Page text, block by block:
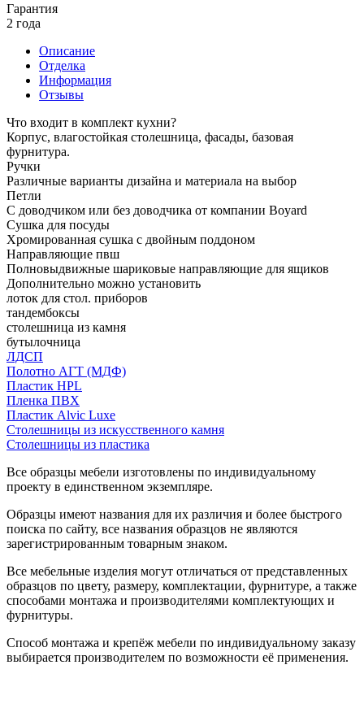
Гарантия
2 года
Описание
Отделка
Информация
Отзывы
Что входит в комплект кухни?
Корпус, влагостойкая столешница, фасады, базовая
фурнитура.
Ручки
Различные варианты дизайна и материала на выбор
Петли
С доводчиком или без доводчика от компании Boyard
Сушка для посуды
Хромированная сушка с двойным поддоном
Направляющие пвш
Полновыдвижные шариковые направляющие для ящиков
Дополнительно можно установить
лоток для стол. приборов
тандембоксы
столешница из камня
бутылочница
ЛДСП
Полотно АГТ (МДФ)
Пластик HPL
Пленка ПВХ
Пластик Alvic Luxe
Столешницы из искусственного камня
Столешницы из пластика
Все образцы мебели изготовлены по индивидуальному
проекту в единственном экземпляре.
Образцы имеют названия для их различия и более быстрого
поиска по сайту, все названия образцов не являются
зарегистрированным товарным знаком.
Все мебельные изделия могут отличаться от представленных
образцов по цвету, размеру, комплектации, фурнитуре, а также
способами монтажа и производителями комплектующих и
фурнитуры.
Способ монтажа и крепёж мебели по индивидуальному заказу
выбирается производителем по возможности её применения.